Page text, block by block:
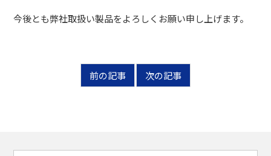
今後とも弊社取扱い製品をよろしくお願い申し上げます。
前の記事 次の記事